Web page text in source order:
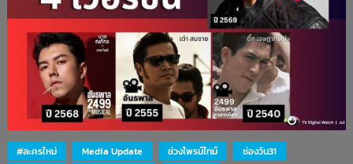
#ละครใหม่ Media Update ช่วงไพรม์ไทม์
ช่องวัน31